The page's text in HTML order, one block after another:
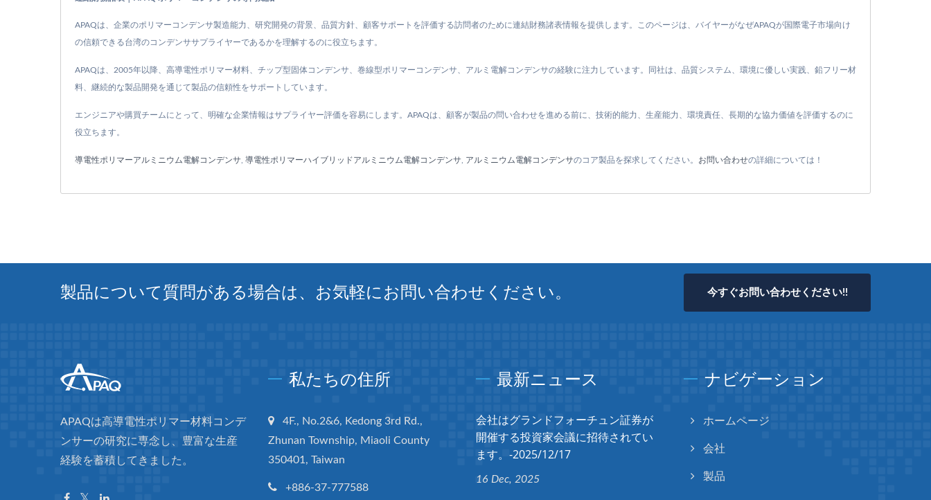
APAQは、企業のポリマーコンデンサ製造能力、研究開発の背景、品質方針、顧客サポートを評価する訪問者のために連結財務諸表情報を提供します。このページは、バイヤーがなぜAPAQが国際電子市場向け
の信頼できる台湾のコンデンササプライヤーであるかを理解するのに役立ちます。
APAQは、2005年以降、高導電性ポリマー材料、チップ型固体コンデンサ、巻線型ポリマーコンデンサ、アルミ電解コンデンサの経験に注力しています。同社は、品質システム、環境に優しい実践、鉛フリー材
料、継続的な製品開発を通じて製品の信頼性をサポートしています。
エンジニアや購買チームにとって、明確な企業情報はサプライヤー評価を容易にします。APAQは、顧客が製品の問い合わせを進める前に、技術的能力、生産能力、環境責任、長期的な協力価値を評価するのに
役立ちます。
導電性ポリマーアルミニウム電解コンデンサ 導電性ポリマーハイブリッドアルミニウム電解コンデンサ アルミニウム電解コンデンサのコア製品を探求してください。 お問い合わせの詳細については！
製品について質問がある場合は、お気軽にお問い合わせください。 今すぐお問い合わせください!!
APAQは高導電性ポリマー材料コンデ
ンサーの研究に専念し、豊富な生産
経験を蓄積してきました。
私たちの住所
4F., No.2&6, Kedong 3rd Rd.,
Zhunan Township, Miaoli County
350401, Taiwan
+886-37-777588
最新ニュース
会社はグランドフォーチュン証券が
開催する投資家会議に招待されてい
ます。-2025/12/17
16 Dec, 2025
ナビゲーション
ホームページ
会社
製品